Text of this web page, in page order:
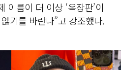
이름이 더 이상 ‘옥장판’이
기를 바란다”고 강조했다.